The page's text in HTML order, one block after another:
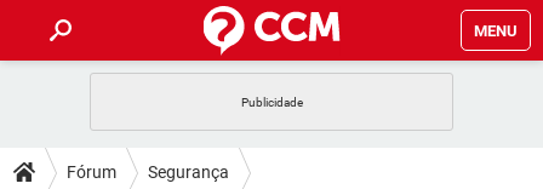
MENU
CELULAR
DICAS
Fórum Segurança